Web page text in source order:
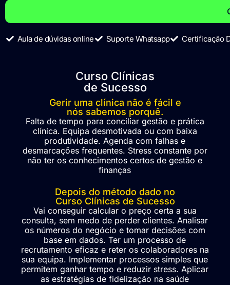
Aula de dúvidas online Suporte Whatsapp Certificação
Curso Clínicas
de Sucesso
Gerir uma clínica não é fácil e
nós sabemos porquê.
Falta de tempo para conciliar gestão e prática
clínica. Equipa desmotivada ou com baixa
produtividade. Agenda com falhas e
desmarcações frequentes. Stress constante por
não ter os conhecimentos certos de gestão e
finanças
Depois do método dado no
Curso Clínicas de Sucesso
Vai conseguir calcular o preço certa a sua
consulta, sem medo de perder clientes. Analisar
os números do negócio e tomar decisões com
base em dados. Ter um processo de
recrutamento eficaz e reter os colaboradores na
sua equipa. Implementar processos simples que
permitem ganhar tempo e reduzir stress. Aplicar
as estratégias de fidelização na saúde